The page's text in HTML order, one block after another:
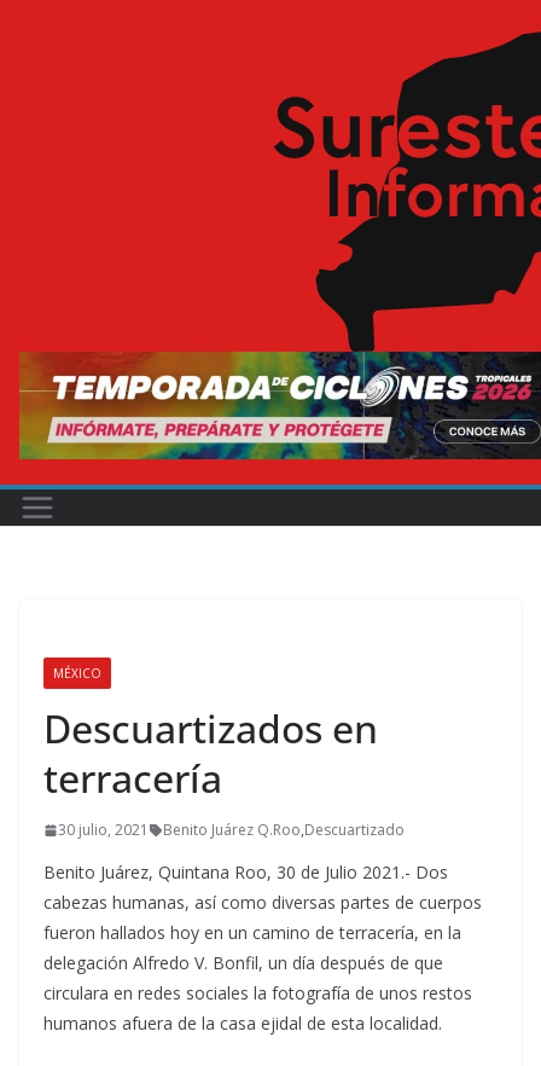
MÉXICO
Descuartizados en
terracería
30 julio, 2021 Benito Juárez Q.Roo,Descuartizado
Benito Juárez, Quintana Roo, 30 de Julio 2021.- Dos
cabezas humanas, así como diversas partes de cuerpos
fueron hallados hoy en un camino de terracería, en la
delegación Alfredo V. Bonfil, un día después de que
circulara en redes sociales la fotografía de unos restos
humanos afuera de la casa ejidal de esta localidad.